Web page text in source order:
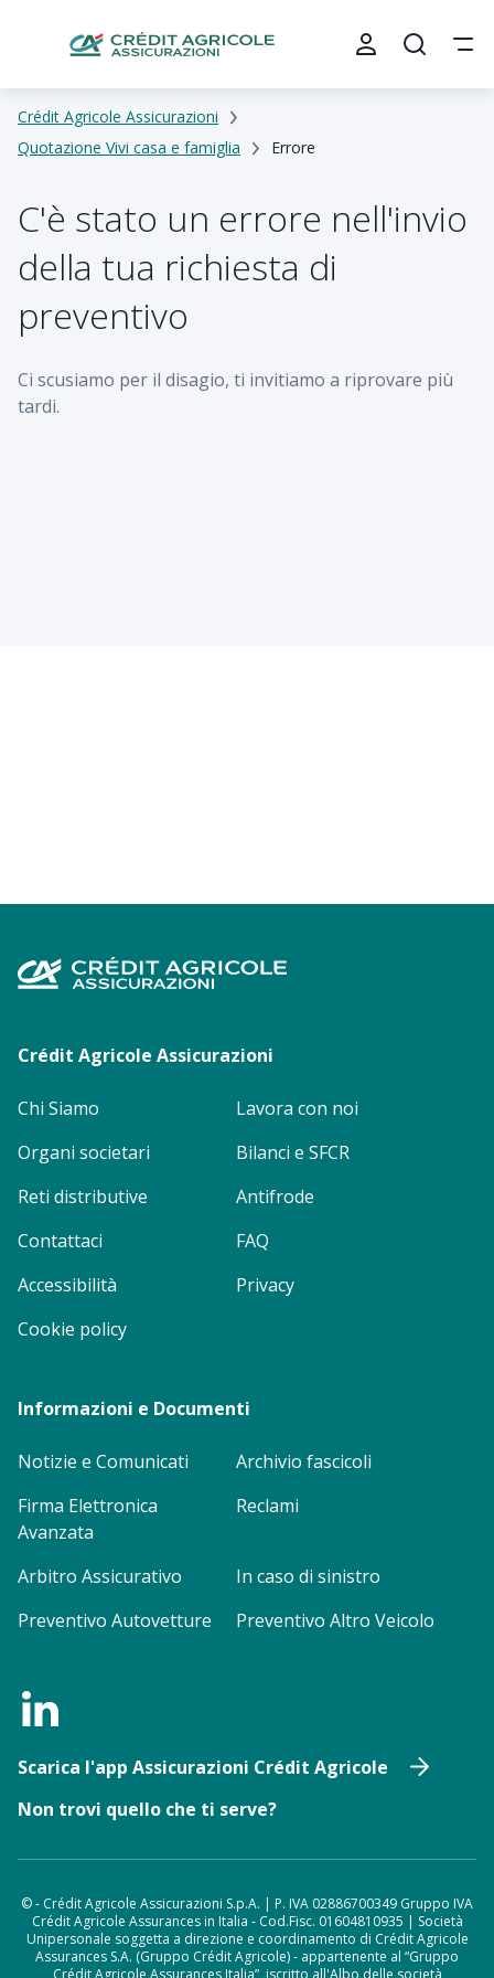
Crédit Agricole Assicurazioni
Quotazione Vivi casa e famiglia
Errore
C'è stato un errore nell'invio
della tua richiesta di
preventivo
Ci scusiamo per il disagio, ti invitiamo a riprovare più
tardi.
Footer
menu
Crédit Agricole Assicurazioni
Chi Siamo
Lavora con noi
Organi societari
Bilanci e SFCR
Reti distributive
Antifrode
Contattaci
FAQ
Accessibilità
Privacy
Cookie policy
Informazioni e Documenti
Notizie e Comunicati
Archivio fascicoli
Firma Elettronica
Avanzata
Reclami
Arbitro Assicurativo
In caso di sinistro
Preventivo Autovetture
Preventivo Altro Veicolo
Scarica l'app Assicurazioni Crédit Agricole
Non trovi quello che ti serve?
© - Crédit Agricole Assicurazioni S.p.A. | P. IVA 02886700349 Gruppo IVA
Crédit Agricole Assurances in Italia - Cod.Fisc. 01604810935 | Società
Unipersonale soggetta a direzione e coordinamento di Crédit Agricole
Assurances S.A. (Gruppo Crédit Agricole) - appartenente al “Gruppo
Crédit Agricole Assurances Italia”, iscritto all'Albo delle società